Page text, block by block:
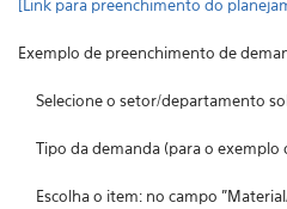
[Link para preenchimento do
Exemplo de preenchimento de
Selecione o setor/departamento
Tipo da demanda (para o exemplo
Escolha o item: no campo